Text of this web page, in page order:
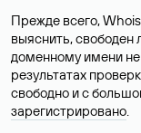
Прежде всего,
выяснить,
доменному имени
результатах
свободно и с
зарегистрировано.